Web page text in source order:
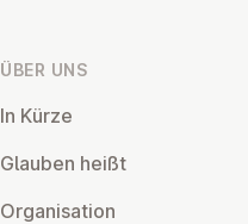
ÜBER UNS
In Kürze
Glauben heißt
Or­gan­isa­tion